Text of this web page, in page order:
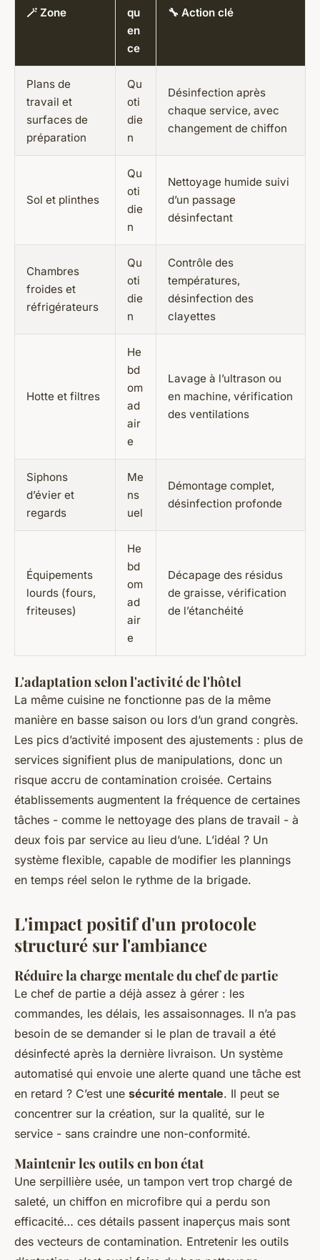
🪄 Zone
qu
en
ce
🔧 Action clé
Plans de
travail et
surfaces de
préparation
Qu
oti
die
n
Désinfection après
chaque service, avec
changement de chiffon
Sol et plinthes
Qu
oti
die
n
Nettoyage humide suivi
d’un passage
désinfectant
Chambres
froides et
réfrigérateurs
Qu
oti
die
n
Contrôle des
températures,
désinfection des
clayettes
Hotte et filtres
He
bd
om
ad
air
e
Lavage à l’ultrason ou
en machine, vérification
des ventilations
Siphons
d’évier et
regards
Me
ns
uel
Démontage complet,
désinfection profonde
Équipements
lourds (fours,
friteuses)
He
bd
om
ad
air
e
Décapage des résidus
de graisse, vérification
de l’étanchéité
L'adaptation selon l'activité de l'hôtel
La même cuisine ne fonctionne pas de la même
manière en basse saison ou lors d’un grand congrès.
Les pics d’activité imposent des ajustements : plus de
services signifient plus de manipulations, donc un
risque accru de contamination croisée. Certains
établissements augmentent la fréquence de certaines
tâches - comme le nettoyage des plans de travail - à
deux fois par service au lieu d’une. L’idéal ? Un
système flexible, capable de modifier les plannings
en temps réel selon le rythme de la brigade.
L'impact positif d'un protocole
structuré sur l'ambiance
Réduire la charge mentale du chef de partie
Le chef de partie a déjà assez à gérer : les
commandes, les délais, les assaisonnages. Il n’a pas
besoin de se demander si le plan de travail a été
désinfecté après la dernière livraison. Un système
automatisé qui envoie une alerte quand une tâche est
en retard ? C’est une sécurité mentale. Il peut se
concentrer sur la création, sur la qualité, sur le
service - sans craindre une non-conformité.
Maintenir les outils en bon état
Une serpillière usée, un tampon vert trop chargé de
saleté, un chiffon en microfibre qui a perdu son
efficacité… ces détails passent inaperçus mais sont
des vecteurs de contamination. Entretenir les outils